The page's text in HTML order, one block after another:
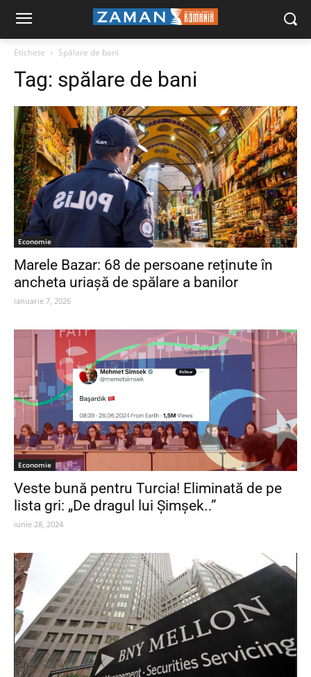
Etichete Spălare de bani
Tag: spălare de bani
Economie
Marele Bazar: 68 de persoane reținute în
ancheta uriașă de spălare a banilor
ianuarie 7, 2026
Economie
Veste bună pentru Turcia! Eliminată de pe
lista gri: „De dragul lui Şimşek..”
iunie 28, 2024